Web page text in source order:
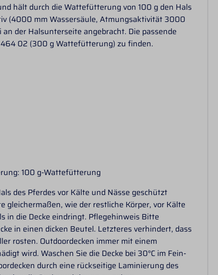
hält durch die Wattefütterung von 100 g den Hals
(4000 mm Wassersäule, Atmungsaktivität 3000
der Halsunterseite angebracht. Die passende
02 (300 g Wattefütterung) zu finden.
100 g-Wattefütterung
des Pferdes vor Kälte und Nässe geschützt
gleichermaßen, wie der restliche Körper, vor Kälte
in die Decke eindringt. Pflegehinweis Bitte
in einen dicken Beutel. Letzteres verhindert, dass
rosten. Outdoordecken immer mit einem
wird. Waschen Sie die Decke bei 30°C im Fein-
durch eine rückseitige Laminierung des